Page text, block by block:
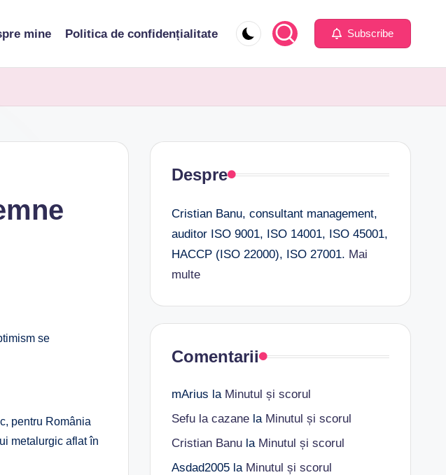
mine Politica de confidențialitate Subscribe
se
pentru România
metalurgic aflat în
Despre
Cristian Banu, consultant management,
auditor ISO 9001, ISO 14001, ISO 45001,
HACCP (ISO 22000), ISO 27001. Mai
multe
Comentarii
mArius la Minutul și scorul
Sefu la cazanela Minutul și scorul
Cristian Banula Minutul și scorul
Asdad2005la Minutul și scorul